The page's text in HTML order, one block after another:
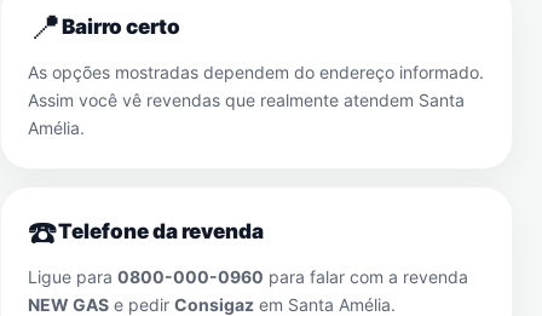
📍Bairro certo
As opções mostradas dependem do endereço informado.
Assim você vê revendas que realmente atendem Santa
Amélia.
☎️Telefone da revenda
Ligue para 0800-000-0960 para falar com a revenda
NEW GAS e pedir Consigaz em Santa Amélia.